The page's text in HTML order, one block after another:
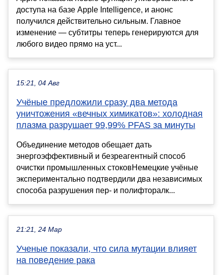
доступа на базе Apple Intelligence, и анонс
получился действительно сильным. Главное
изменение — субтитры теперь генерируются для
любого видео прямо на уст...
15:21, 04 Авг
Учёные предложили сразу два метода
уничтожения «вечных химикатов»: холодная
плазма разрушает 99,99% PFAS за минуты
Объединение методов обещает дать
энергоэффективный и безреагентный способ
очистки промышленных стоковНемецкие учёные
экспериментально подтвердили два независимых
способа разрушения пер- и полифторалк...
21:21, 24 Мар
Ученые показали, что сила мутации влияет
на поведение рака